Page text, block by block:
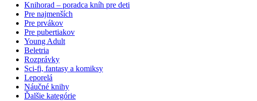
Knihorad – poradca kníh pre deti
Pre najmenších
Pre prvákov
Pre pubertiakov
Young Adult
Beletria
Rozprávky
Sci-fi, fantasy a komiksy
Leporelá
Náučné knihy
Ďalšie kategórie